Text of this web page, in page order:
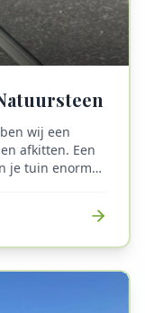
wij een
afkitten. Een
je tuin enorm
om een